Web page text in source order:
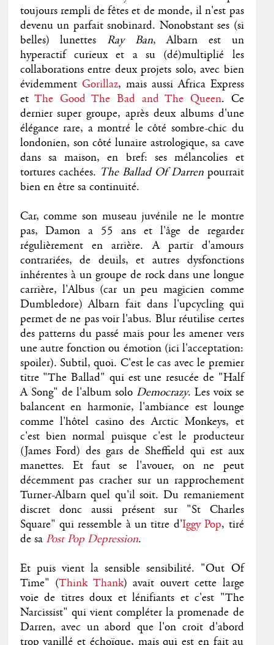
toujours rempli de fêtes et de monde, il n'est pas
devenu un parfait snobinard. Nonobstant ses (si
belles) lunettes Ray Ban, Albarn est un
hyperactif curieux et a su (dé)multiplié les
collaborations entre deux projets solo, avec bien
évidemment Gorillaz, mais aussi Africa Express
etThe Good The Bad and The Queen. Ce
dernier super groupe, après deux albums d'une
élégance rare, a montré le côté sombre-chic du
londonien, son côté lunaire astrologique, sa cave
dans sa maison, en bref: ses mélancolies et
tortures cachées. The Ballad Of Darrenpourrait
bien en être sa continuité.
Car, comme son museau juvénile ne le montre
pas, Damon a 55 ans et l'âge de regarder
régulièrement en arrière. A partir d'amours
contrariées, de deuils, et autres dysfonctions
inhérentes à un groupe de rock dans une longue
carrière, l'Albus (car un peu magicien comme
Dumbledore) Albarn fait dans l'upcycling qui
permet de ne pas voir l'abus. Blur réutilise certes
des patterns du passé mais pour les amener vers
une autre fonction ou émotion (ici l'acceptation:
spoiler). Subtil, quoi. C'est le cas avec le premier
titre "The Ballad" qui est une resucée de "Half
A Song" de l'album solo Democrazy. Les voix se
balancent en harmonie, l'ambiance est lounge
comme l'hôtel casino des Arctic Monkeys, et
c'est bien normal puisque c'est le producteur
(James Ford) des gars de Sheffield qui est aux
manettes. Et faut se l'avouer, on ne peut
décemment pas cracher sur un rapprochement
Turner-Albarn quel qu'il soit. Du remaniement
discret donc aussi présent sur "St Charles
Square" qui ressemble à un titre d'Iggy Pop, tiré
de sa Post Pop Depression.
Et puis vient la sensible sensibilité. "Out Of
Time" (Think Thank) avait ouvert cette large
voie de titres doux et lénifiants et c'est "The
Narcissist" qui vient compléter la promenade de
Darren, avec un abord que l'on croit d'abord
trop vanillé et échoïque, mais qui est en fait au